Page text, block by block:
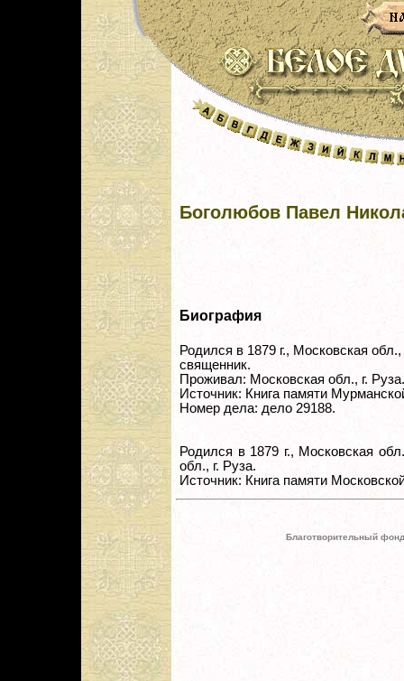
Боголюбов Павел
Биография
Родился в 1879 г., Московская обл.,
священник.
Проживал: Московская обл., г. Руза.
Источник: Книга памяти
Номер дела: дело 29188.
Родился в 1879 г., Московская
обл., г. Руза.
Источник: Книга памяти
Благотворительный